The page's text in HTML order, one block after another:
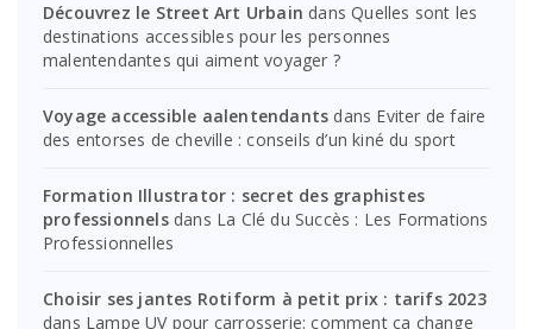
Découvrez le Street Art Urbain dansQuelles sont les
destinations accessibles pour les personnes
malentendantes qui aiment voyager ?
Voyage accessible aalentendants dans Eviter de faire
des entorses de cheville : conseils d’un kiné du sport
Formation Illustrator : secret des graphistes
professionnelsdans La Clé du Succès : Les Formations
Professionnelles
Choisir ses jantes Rotiform à petit prix : tarifs 2023
dans Lampe UV pour carrosserie: comment ça change